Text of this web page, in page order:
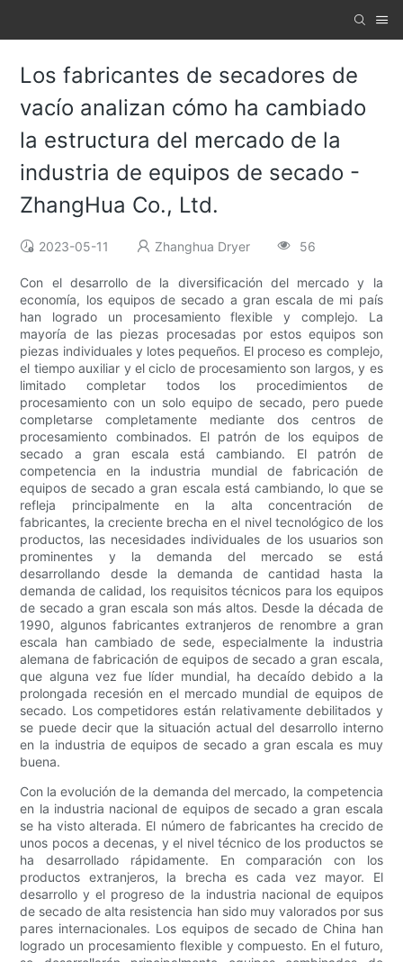
Los fabricantes de secadores de
vacío analizan cómo ha cambiado
la estructura del mercado de la
industria de equipos de secado -
ZhangHua Co., Ltd.
2023-05-11 Zhanghua Dryer 56
Con el desarrollo de la diversificación del mercado y la
economía, los equipos de secado a gran escala de mi país
han logrado un procesamiento flexible y complejo. La
mayoría de las piezas procesadas por estos equipos son
piezas individuales y lotes pequeños. El proceso es complejo,
el tiempo auxiliar y el ciclo de procesamiento son largos, y es
limitado completar todos los procedimientos de
procesamiento con un solo equipo de secado, pero puede
completarse completamente mediante dos centros de
procesamiento combinados. El patrón de los equipos de
secado a gran escala está cambiando. El patrón de
competencia en la industria mundial de fabricación de
equipos de secado a gran escala está cambiando, lo que se
refleja principalmente en la alta concentración de
fabricantes, la creciente brecha en el nivel tecnológico de los
productos, las necesidades individuales de los usuarios son
prominentes y la demanda del mercado se está
desarrollando desde la demanda de cantidad hasta la
demanda de calidad, los requisitos técnicos para los equipos
de secado a gran escala son más altos. Desde la década de
1990, algunos fabricantes extranjeros de renombre a gran
escala han cambiado de sede, especialmente la industria
alemana de fabricación de equipos de secado a gran escala,
que alguna vez fue líder mundial, ha decaído debido a la
prolongada recesión en el mercado mundial de equipos de
secado. Los competidores están relativamente debilitados y
se puede decir que la situación actual del desarrollo interno
en la industria de equipos de secado a gran escala es muy
buena.
Con la evolución de la demanda del mercado, la competencia
en la industria nacional de equipos de secado a gran escala
se ha visto alterada. El número de fabricantes ha crecido de
unos pocos a decenas, y el nivel técnico de los productos se
ha desarrollado rápidamente. En comparación con los
productos extranjeros, la brecha es cada vez mayor. El
desarrollo y el progreso de la industria nacional de equipos
de secado de alta resistencia han sido muy valorados por sus
pares internacionales. Los equipos de secado de China han
logrado un procesamiento flexible y compuesto. En el futuro,